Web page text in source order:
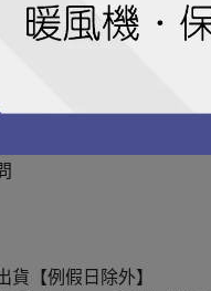
室測試數據)
瑕疵請寄回，來回運費
架或有任何商品上的問題
貨【例假日除外】